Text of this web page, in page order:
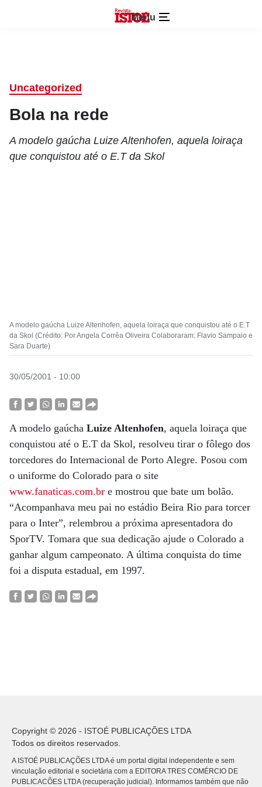
Menu
Uncategorized
Bola na rede
A modelo gaúcha Luize Altenhofen, aquela loiraça
que conquistou até o E.T da Skol
A modelo gaúcha Luize Altenhofen, aquela loiraça que conquistou até o E.T
da Skol (Crédito: Por Angela Corrêa Oliveira Colaboraram: Flavio Sampaio e
Sara Duarte)
30/05/2001 - 10:00
A modelo gaúcha Luize Altenhofen, aquela loiraça que
conquistou até o E.T da Skol, resolveu tirar o fôlego dos
torcedores do Internacional de Porto Alegre. Posou com
o uniforme do Colorado para o site
www.fanaticas.com.br e mostrou que bate um bolão.
“Acompanhava meu pai no estádio Beira Rio para torcer
para o Inter”, relembrou a próxima apresentadora do
SporTV. Tomara que sua dedicação ajude o Colorado a
ganhar algum campeonato. A última conquista do time
foi a disputa estadual, em 1997.
Copyright © 2026 - ISTOÉ PUBLICAÇÕES LTDA
Todos os direitos reservados.
A ISTOÉ PUBLICAÇÕES LTDA é um portal digital independente e sem
vinculação editorial e societária com a EDITORA TRES COMÉRCIO DE
PUBLICACÕES LTDA (recuperação judicial). Informamos também que não